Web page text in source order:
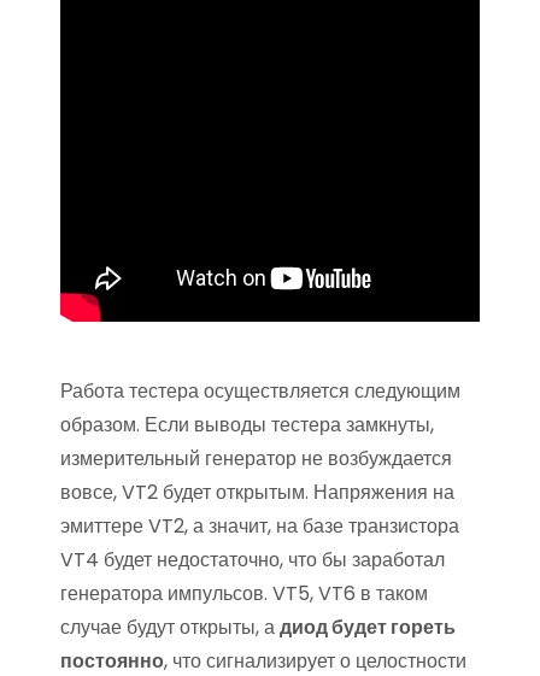
Работа тестера осуществляется следующим
образом. Если выводы тестера замкнуты,
измерительный генератор не возбуждается
вовсе, VT2 будет открытым. Напряжения на
эмиттере VT2, а значит, на базе транзистора
VT4 будет недостаточно, что бы заработал
генератора импульсов. VT5, VT6 в таком
случае будут открыты, адиод будет гореть
постоянно, что сигнализирует о целостности